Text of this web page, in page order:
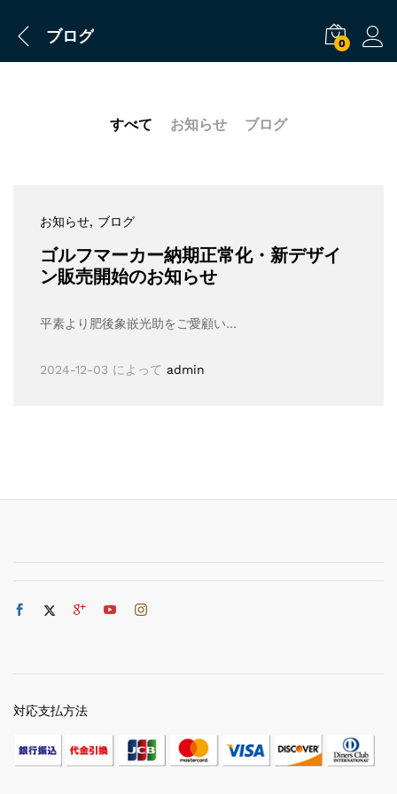
ブログ 0
すべて お知らせ ブログ
お知らせ, ブログ
ゴルフマーカー納期正常化・新デザイ
ン販売開始のお知らせ
平素より肥後象嵌光助をご愛顧い…
2024-12-03 によって admin
対応支払方法